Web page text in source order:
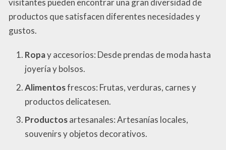
visitantes pueden encontrar una gran diversidad de
productos que satisfacen diferentes necesidades y
gustos.
Ropay accesorios: Desde prendas de moda hasta
joyería y bolsos.
Alimentosfrescos: Frutas, verduras, carnes y
productos delicatesen.
Productosartesanales: Artesanías locales,
souvenirs y objetos decorativos.